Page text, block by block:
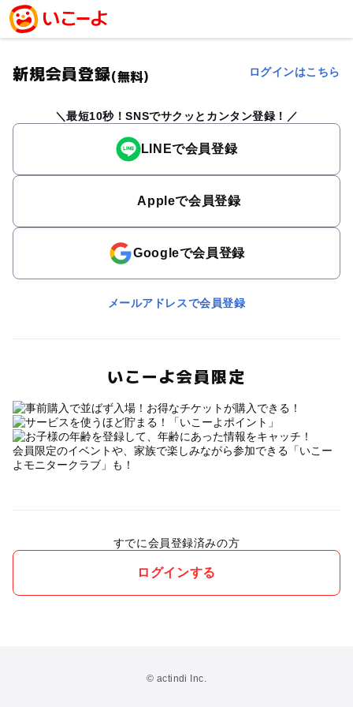
新規会員登録(無料) ログインはこちら
最短10秒！SNSでサクッとカンタン登録！
LINEで会員登録
Appleで会員登録
Googleで会員登録
メールアドレスで会員登録
いこーよ会員限定
会員限定のイベントや、家族で楽しみながら参加できる「いこー
よモニタークラブ」も！
すでに会員登録済みの方
ログインする
© actindi Inc.